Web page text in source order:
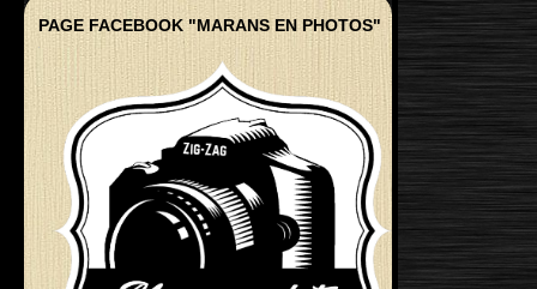
PAGE FACEBOOK "MARANS EN PHOTOS"